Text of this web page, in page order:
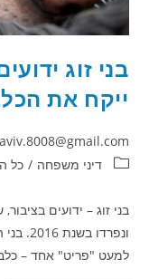
בני זוג
ייקח את
מחבר:
קטגוריה:דיני משפחה / כל
בני זוג – ידועים
למעט "פריט" אחד –